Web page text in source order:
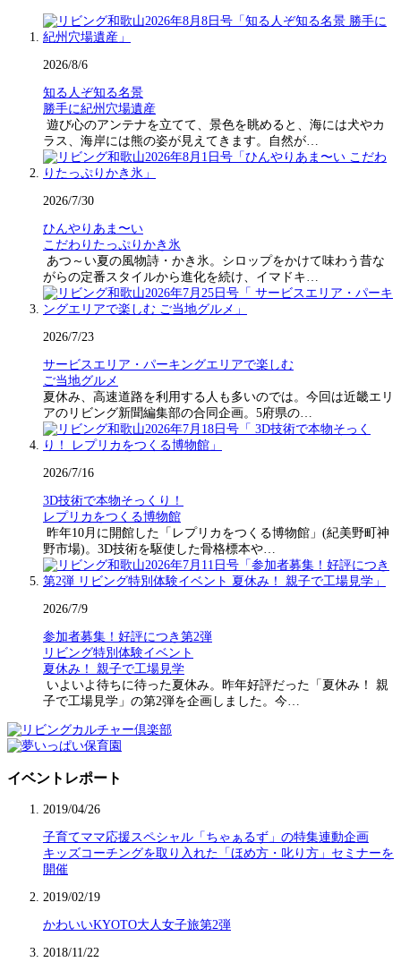
2026/8/6
知る人ぞ知る名景
勝手に紀州穴場遺産
遊び心のアンテナを立てて、景色を眺めると、海には犬やカ
ラス、海岸には熊の姿が見えてきます。自然が…
2026/7/30
ひんやりあま〜い
こだわりたっぷりかき氷
あつ～い夏の風物詩・かき氷。シロップをかけて味わう昔な
がらの定番スタイルから進化を続け、イマドキ…
2026/7/23
サービスエリア・パーキングエリアで楽しむ
ご当地グルメ
夏休み、高速道路を利用する人も多いのでは。今回は近畿エリ
アのリビング新聞編集部の合同企画。5府県の…
2026/7/16
3D技術で本物そっくり！
レプリカをつくる博物館
昨年10月に開館した「レプリカをつくる博物館」(紀美野町神
野市場)。3D技術を駆使した骨格標本や…
2026/7/9
参加者募集！好評につき第2弾
リビング特別体験イベント
夏休み！ 親子で工場見学
いよいよ待ちに待った夏休み。昨年好評だった「夏休み！ 親
子で工場見学」の第2弾を企画しました。今…
イベントレポート
2019/04/26
子育てママ応援スペシャル「ちゃぁるず」の特集連動企画
キッズコーチングを取り入れた「ほめ方・叱り方」セミナーを
開催
2019/02/19
かわいいKYOTO大人女子旅第2弾
2018/11/22